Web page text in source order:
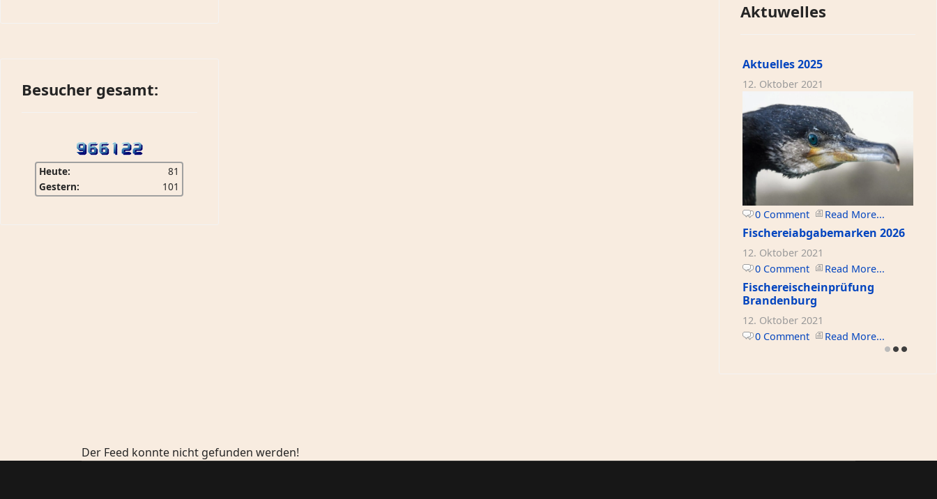
Besucher gesamt:
Heute:
81
Gestern:
101
Aktuwelles
Aktuelles 2025
12. Oktober 2021
0 Comment Read More...
Fischereiabgabemarken 2026
12. Oktober 2021
0 Comment
Read More...
Fischereischeinprüfung
Brandenburg
12. Oktober 2021
0 Comment
Read More...
Der Feed konnte nicht gefunden werden!